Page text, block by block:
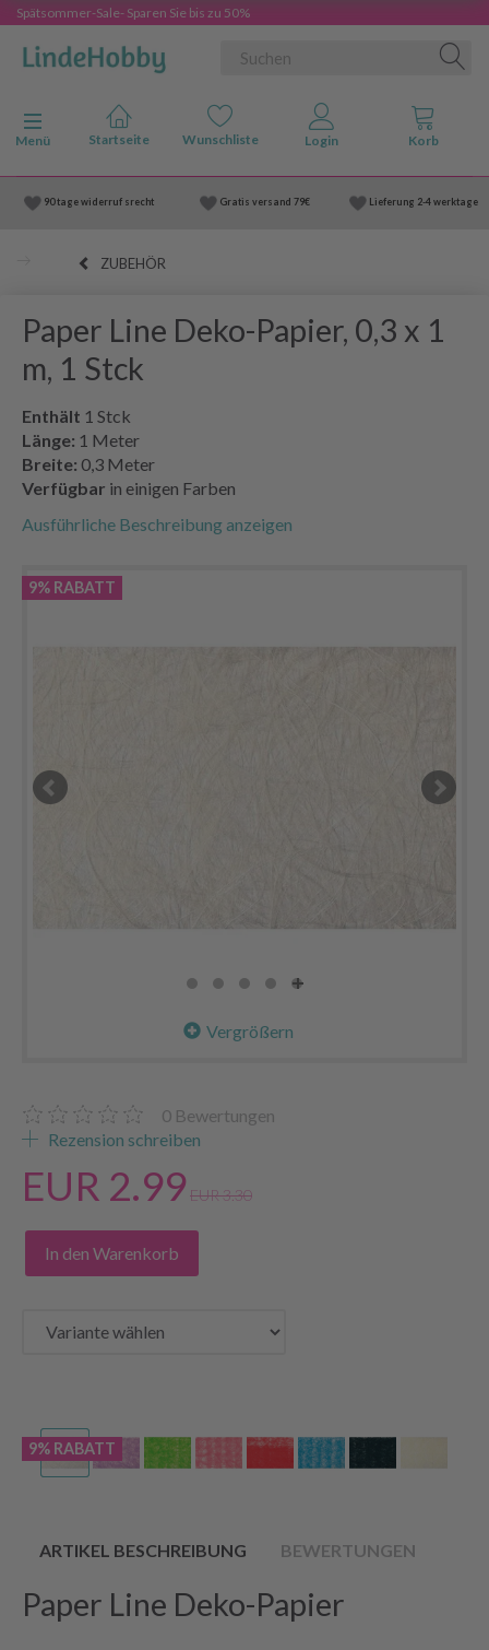
Spätsommer-Sale- Sparen Sie bis zu 50%
Anzeige ändern
Menü
90 tage widerruf srecht Gratis versand 79€ Lieferung 2-4 werktage
ZUBEHÖR
Paper Line Deko-Papier, 0,3 x 1
m, 1 Stck
Enthält 1 Stck
Länge: 1 Meter
Breite: 0,3 Meter
Verfügbar in einigen Farben
Ausführliche Beschreibung anzeigen
9% RABATT
Vergrößern
0 Bewertungen
Rezension schreiben
EUR 2.99EUR 3.30
In den Warenkorb
9% RABATT
ARTIKEL BESCHREIBUNG BEWERTUNGEN
Paper Line Deko-Papier